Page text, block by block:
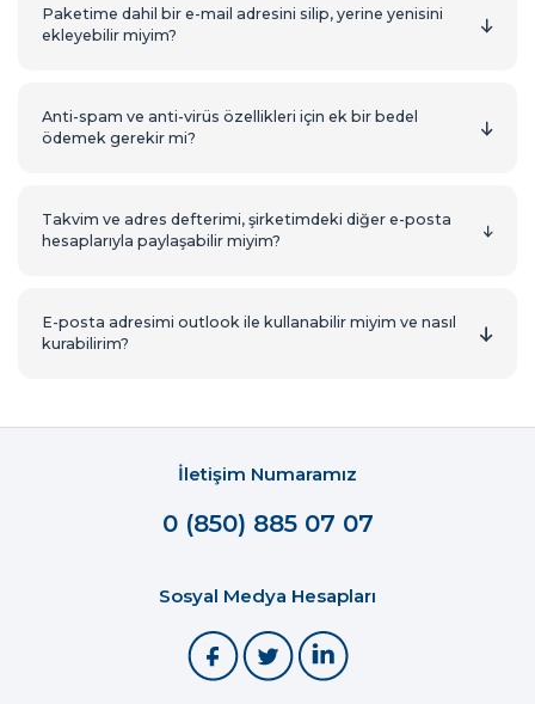
Paketime dahil bir e-mail adresini silip, yerine yenisini
ekleyebilir miyim?
Anti-spam ve anti-virüs özellikleri için ek bir bedel
ödemek gerekir mi?
Takvim ve adres defterimi, şirketimdeki diğer e-posta
hesaplarıyla paylaşabilir miyim?
E-posta adresimi outlook ile kullanabilir miyim ve nasıl
kurabilirim?
İletişim Numaramız
0 (850) 885 07 07
Sosyal Medya Hesapları